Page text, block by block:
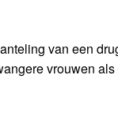
van een
vrouwen